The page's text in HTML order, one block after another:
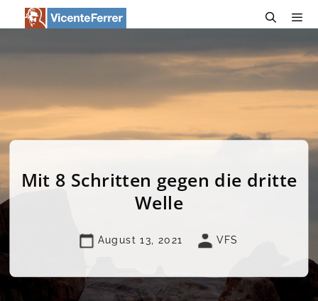
Zum
Inhalt
Menü
Mit 8 Schritten gegen die dritte
Welle
August 13, 2021 VFS